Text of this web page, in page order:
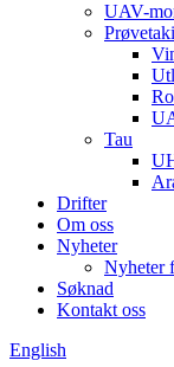
UAV-
Tau
Drifter
Om oss
Nyheter
Nyheter
Søknad
Kontakt oss
English